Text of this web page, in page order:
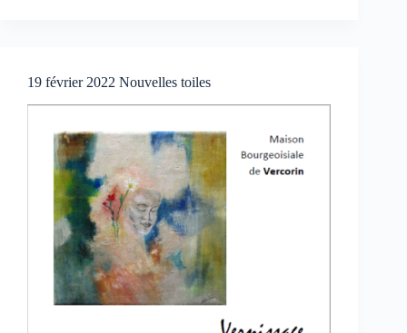
19 février 2022 Nouvelles toiles